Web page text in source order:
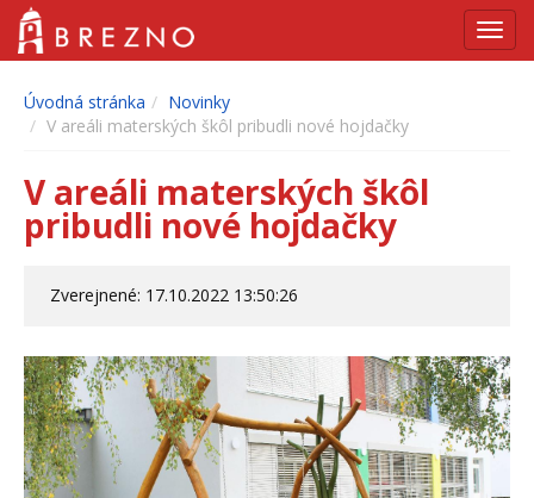
Úvodná stránka
Novinky
V areáli materských škôl pribudli nové hojdačky
V areáli materských škôl
pribudli nové hojdačky
Zverejnené: 17.10.2022 13:50:26